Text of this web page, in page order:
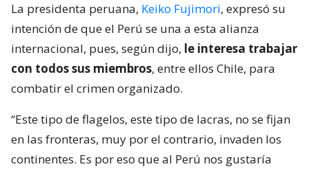
La presidenta peruana, Keiko Fujimori, expresó su
intención de que el Perú se una a esta alianza
internacional, pues, según dijo, le interesa trabajar
con todos sus miembros, entre ellos Chile, para
combatir el crimen organizado.
“Este tipo de flagelos, este tipo de lacras, no se fijan
en las fronteras, muy por el contrario, invaden los
continentes. Es por eso que al Perú nos gustaría